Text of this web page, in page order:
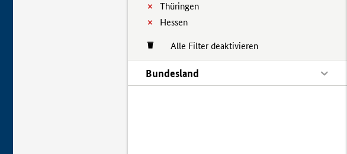
Thüringen
Hessen
Alle Filter deaktivieren
Bundesland